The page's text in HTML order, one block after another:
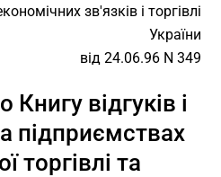
зв'язків і торгівлі
України
від 24.06.96 N 349
Книгу відгуків і
підприємствах
торгівлі та